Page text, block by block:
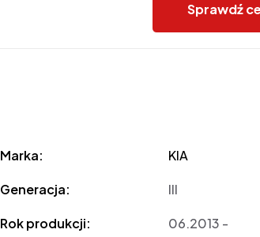
Sprawdź
Marka: KIA
Generacja: III
Rok produkcji: 06.2013 -